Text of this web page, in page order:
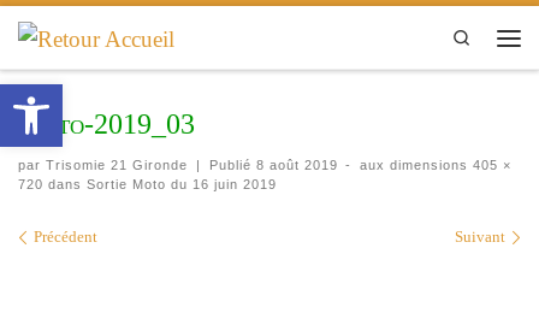
Passer au contenu
Search
Moto-2019_03
par Trisomie 21 Gironde | Publié 8 août 2019 - aux dimensions 405 ×
720 dans Sortie Moto du 16 juin 2019
Navigation des images
Précédent Suivant
Ouvrir la barre d’outils